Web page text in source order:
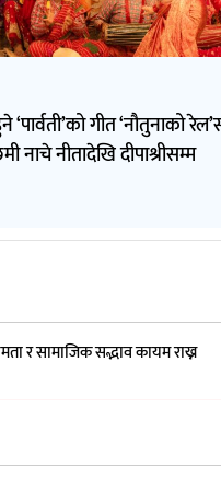
‘पार्वती’को गीत ‘नौतुनाको
नाचे नीतादेखि दीपाश्रीसम्म
र सामाजिक सद्भाव कायम राख्न